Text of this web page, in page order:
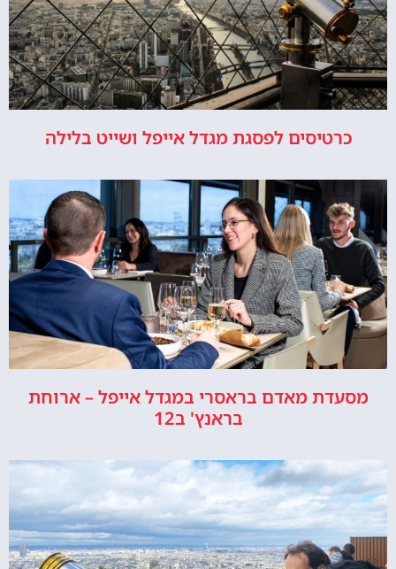
כרטיסים לפסגת מגדל אייפל ושייט בלילה
מסעדת מאדם בראסרי במגדל אייפל – ארוחת
בראנץ' ב12